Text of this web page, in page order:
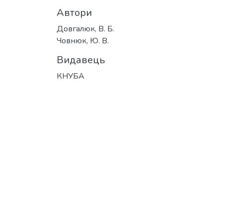
Автори
Довгалюк, В. Б.
Човнюк, Ю. В.
Видавець
КНУБА